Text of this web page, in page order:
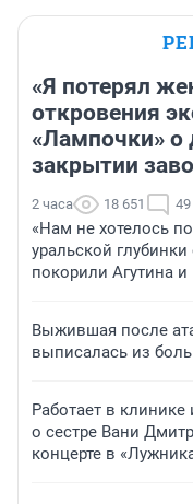
«Я потерял
откровения
«Лампочки» о
закрытии
2 часа 18 651 49
«Нам не хотелось
уральской
покорили Агутина и
Выжившая после
выписалась из
Работает в клинике
о сестре Вани
концерте в